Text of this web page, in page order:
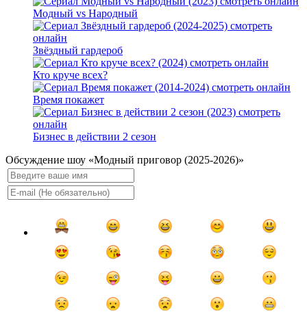
Модный vs Народный
Звёздный гардероб
Кто круче всех?
Время покажет
Бизнес в действии 2 сезон
Обсуждение шоу «Модный приговор (2025-2026)»